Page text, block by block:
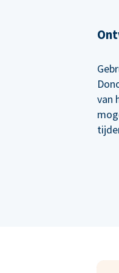
van